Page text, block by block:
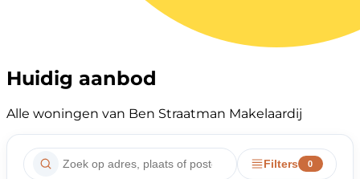
Huidig aanbod
Alle woningen van Ben Straatman Makelaardij
Filters 0